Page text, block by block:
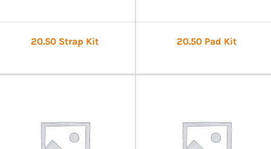
20.50 Strap Kit 20.50 Pad Kit